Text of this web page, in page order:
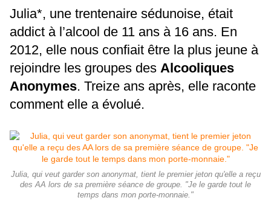
Julia*, une trentenaire sédunoise, était
addict à l’alcool de 11 ans à 16 ans. En
2012, elle nous confiait être la plus jeune à
rejoindre les groupes des Alcooliques
Anonymes. Treize ans après, elle raconte
comment elle a évolué.
Julia, qui veut garder son anonymat, tient le premier jeton qu'elle a reçu
des AA lors de sa première séance de groupe. "Je le garde tout le
temps dans mon porte-monnaie."